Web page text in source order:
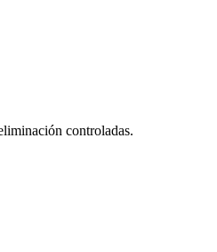
controladas.